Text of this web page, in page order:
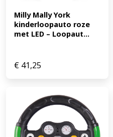
Milly Mally York
kinderloopauto roze
met LED – Loopaut...
€ 41,25